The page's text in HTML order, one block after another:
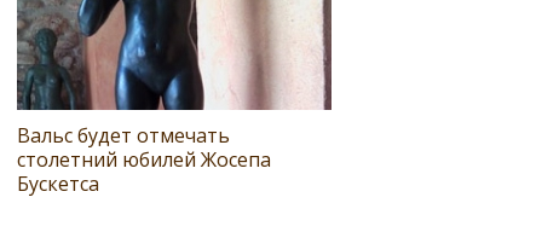
Вальс будет отмечать
столетний юбилей Жосепа
Бускетса